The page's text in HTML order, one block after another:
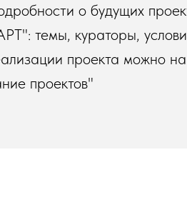
о будущих
темы, кураторы,
проекта можно
проектов"